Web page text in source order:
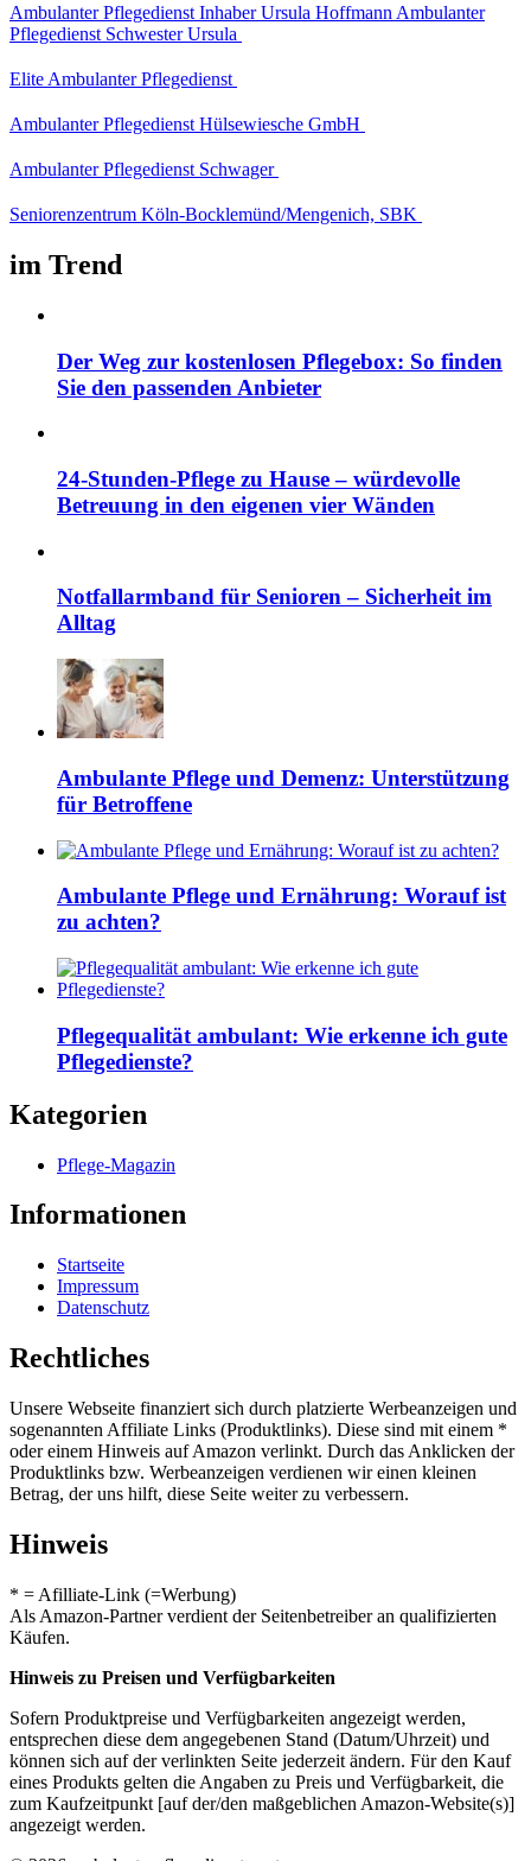
Ambulanter Pflegedienst Inhaber Ursula Hoffmann Ambulanter
Pflegedienst Schwester Ursula
Elite Ambulanter Pflegedienst
Ambulanter Pflegedienst Hülsewiesche GmbH
Ambulanter Pflegedienst Schwager
Seniorenzentrum Köln-Bocklemünd/Mengenich, SBK
im Trend
Der Weg zur kostenlosen Pflegebox: So finden
Sie den passenden Anbieter
24-Stunden-Pflege zu Hause – würdevolle
Betreuung in den eigenen vier Wänden
Notfallarmband für Senioren – Sicherheit im
Alltag
Ambulante Pflege und Demenz: Unterstützung
für Betroffene
Ambulante Pflege und Ernährung: Worauf ist
zu achten?
Pflegequalität ambulant: Wie erkenne ich gute
Pflegedienste?
Kategorien
Pflege-Magazin
Informationen
Startseite
Impressum
Datenschutz
Rechtliches
Unsere Webseite finanziert sich durch platzierte Werbeanzeigen und
sogenannten Affiliate Links (Produktlinks). Diese sind mit einem *
oder einem Hinweis auf Amazon verlinkt. Durch das Anklicken der
Produktlinks bzw. Werbeanzeigen verdienen wir einen kleinen
Betrag, der uns hilft, diese Seite weiter zu verbessern.
Hinweis
* = Afilliate-Link (=Werbung)
Als Amazon-Partner verdient der Seitenbetreiber an qualifizierten
Käufen.
Hinweis zu Preisen und Verfügbarkeiten
Sofern Produktpreise und Verfügbarkeiten angezeigt werden,
entsprechen diese dem angegebenen Stand (Datum/Uhrzeit) und
können sich auf der verlinkten Seite jederzeit ändern. Für den Kauf
eines Produkts gelten die Angaben zu Preis und Verfügbarkeit, die
zum Kaufzeitpunkt [auf der/den maßgeblichen Amazon-Website(s)]
angezeigt werden.